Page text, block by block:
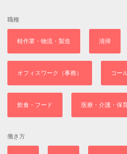
職種
軽作業・物流・製造 清掃
オフィスワーク（事務） コー
飲食・フード 医療・介護・保
働き方